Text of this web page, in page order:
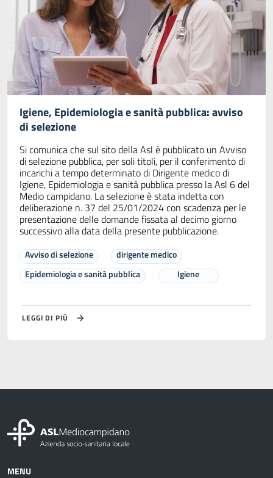
Igiene, Epidemiologia e sanità pubblica: avviso
di selezione
Si comunica che sul sito della Asl è pubblicato un Avviso
di selezione pubblica, per soli titoli, per il conferimento di
incarichi a tempo determinato di Dirigente medico di
Igiene, Epidemiologia e sanità pubblica presso la Asl 6 del
Medio campidano. La selezione è stata indetta con
deliberazione n. 37 del 25/01/2024 con scadenza per le
presentazione delle domande fissata al decimo giorno
successivo alla data della presente pubblicazione.
Avviso di selezione
dirigente medico
Epidemiologia e sanità pubblica
Igiene
LEGGI DI PIÙ
MENU